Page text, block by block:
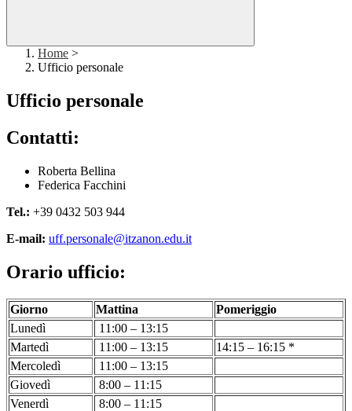
Home >
Ufficio personale
Ufficio personale
Contatti:
Roberta Bellina
Federica Facchini
Tel.: +39 0432 503 944
E-mail: uff.personale@itzanon.edu.it
Orario ufficio:
Giorno Mattina
Pomeriggio
Lunedì
11:00 – 13:15
Martedì
11:00 – 13:15
14:15 – 16:15 *
Mercoledì
11:00 – 13:15
Giovedì
8:00 – 11:15
Venerdì
8:00 – 11:15